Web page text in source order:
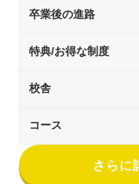
卒業後の進路
特典/お得な制度
校舎
コース
さらに